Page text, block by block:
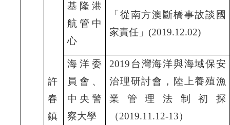
許
春
鎮
基隆港
航管中
心
「從南方澳斷橋事故談國
家責任」(2019.12.02)
海洋委
員會、
中央警
察大學
2019台灣海洋與海域保安
治理研討會，陸上養殖漁
業管理法制初探
（2019.11.12-13）